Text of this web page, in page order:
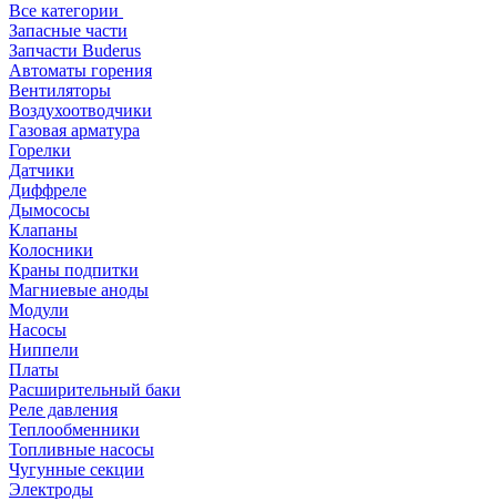
Все категории
Запасные части
Запчасти Buderus
Автоматы горения
Вентиляторы
Воздухоотводчики
Газовая арматура
Горелки
Датчики
Диффреле
Дымососы
Клапаны
Колосники
Краны подпитки
Магниевые аноды
Модули
Насосы
Ниппели
Платы
Расширительный баки
Реле давления
Теплообменники
Топливные насосы
Чугунные секции
Электроды